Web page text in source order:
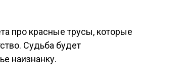
про красные трусы, которые
Судьба будет
наизнанку.